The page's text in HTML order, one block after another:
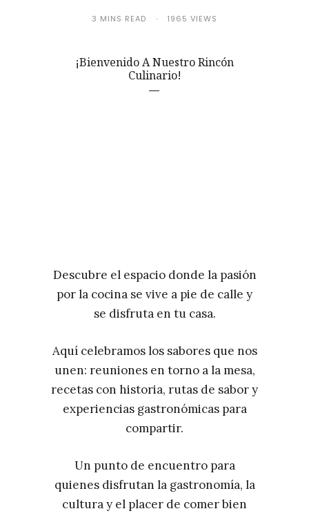
3 MINS READ 1965 VIEWS
¡Bienvenido A Nuestro Rincón
Culinario!
Descubre el espacio donde la pasión
por la cocina se vive a pie de calle y
se disfruta en tu casa.
Aquí celebramos los sabores que nos
unen: reuniones en torno a la mesa,
recetas con historia, rutas de sabor y
experiencias gastronómicas para
compartir.
Un punto de encuentro para
quienes disfrutan la gastronomía, la
cultura y el placer de comer bien